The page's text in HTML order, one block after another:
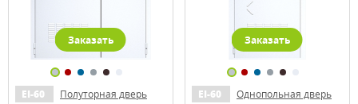
Заказать
EI-60
Полуторная дверь
Заказать
EI-60
Однопольная дверь